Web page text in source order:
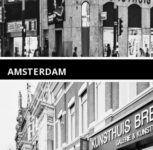
AMSTERDAM
Amstelveenseweg 135
1075 VX Amsterdam
+31 (0)20 2332546
info@kunsthuisamsterdam.nl
Lees meer